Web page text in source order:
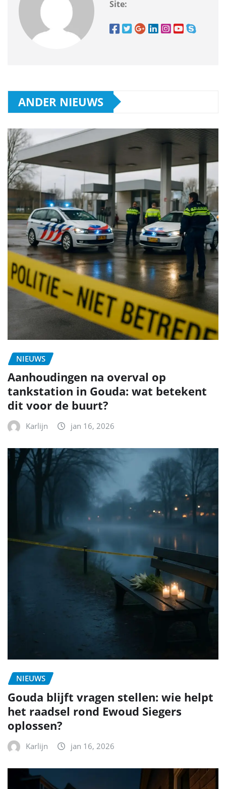
Site:
ANDER NIEUWS
NIEUWS
Aanhoudingen na overval op
tankstation in Gouda: wat betekent
dit voor de buurt?
Karlijn jan 16, 2026
NIEUWS
Gouda blijft vragen stellen: wie helpt
het raadsel rond Ewoud Siegers
oplossen?
Karlijn jan 16, 2026